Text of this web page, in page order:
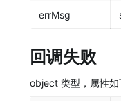
errMsg
回调失败
object 类型，属性如